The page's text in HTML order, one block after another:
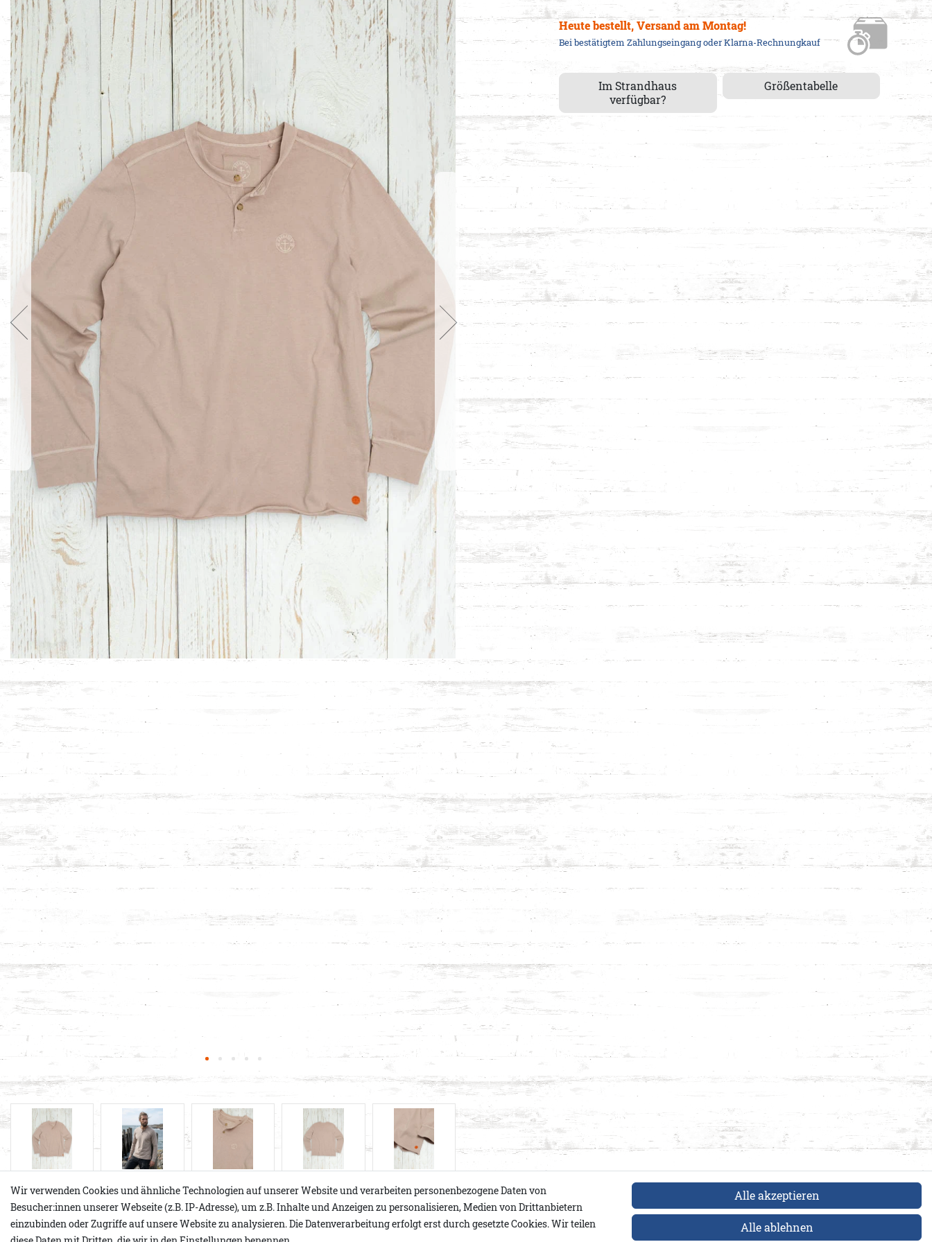
Heute bestellt, Versand am Montag!
Bei bestätigtem Zahlungseingang oder Klarna-Rechnungkauf
Im Strandhaus
verfügbar?
Größentabelle
Produktdetails
Wir verwenden Cookies und ähnliche Technologien auf unserer Website und verarbeiten personenbezogene Daten von
Besucher:innen unserer Webseite (z.B. IP-Adresse), um z.B. Inhalte und Anzeigen zu personalisieren, Medien von Drittanbietern
einzubinden oder Zugriffe auf unsere Website zu analysieren. Die Datenverarbeitung erfolgt erst durch gesetzte Cookies. Wir teilen
Alle akzeptieren
Alle ablehnen